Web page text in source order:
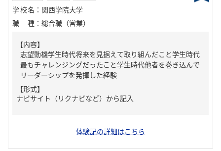
学校名 ： 関西学院大学
職種 ： 総合職（営業）
【内容】
志望動機学生時代将来を見据えて取り組んだこと学生時代
最もチャレンジングだったこと学生時代他者を巻き込んで
リーダーシップを発揮した経験
【形式】
ナビサイト（リクナビなど）から記入
体験記の詳細はこちら